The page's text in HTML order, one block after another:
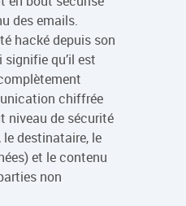
des emails.
hacké depuis son
qu’il est
chiffrée
niveau de sécurité
le destinataire, le
et le contenu
non